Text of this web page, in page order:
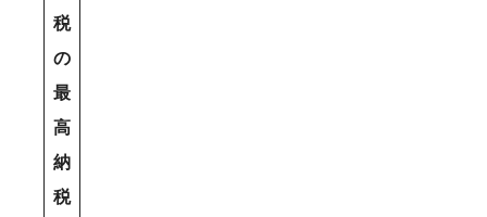
税
の
最
高
納
税